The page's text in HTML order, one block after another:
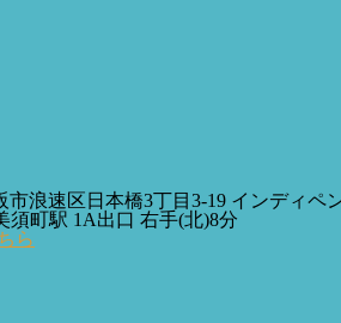
市浪速区日本橋3丁目3-19 インディペ
須町駅 1A出口 右手(北)8分
ら